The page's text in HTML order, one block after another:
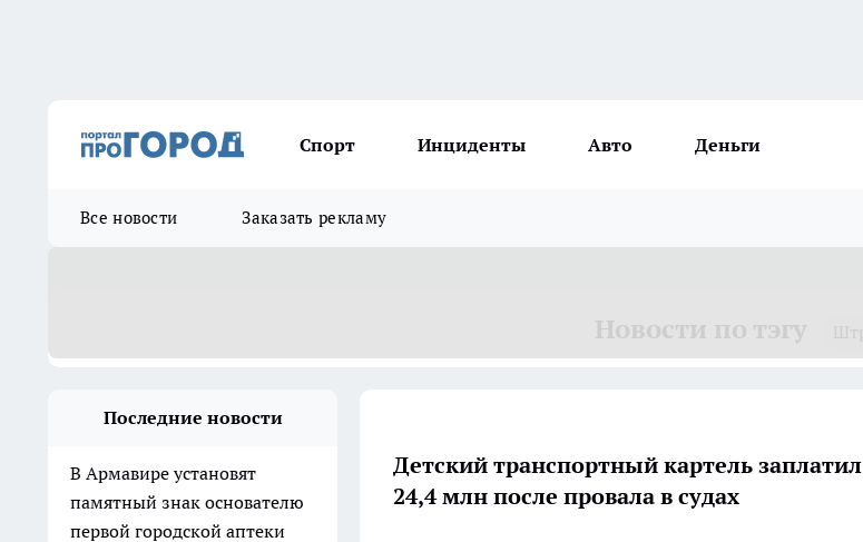
Спорт Инциденты Авто Деньги
Все новости Заказать рекламу
Последние новости
В Армавире установят
памятный знак основателю
первой городской аптеки
Детский транспортный картель заплатил
24,4 млн после провала в судах